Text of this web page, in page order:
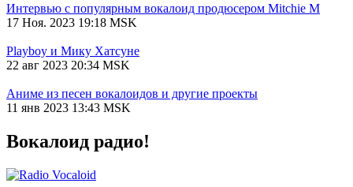
Интервью с популярным вокалоид продюсером Mitchie М
17 Ноя. 2023 19:18 MSK
Playboy и Мику Хатсуне
22 авг 2023 20:34 MSK
Аниме из песен вокалоидов и другие проекты
11 янв 2023 13:43 MSK
Вокалоид радио!